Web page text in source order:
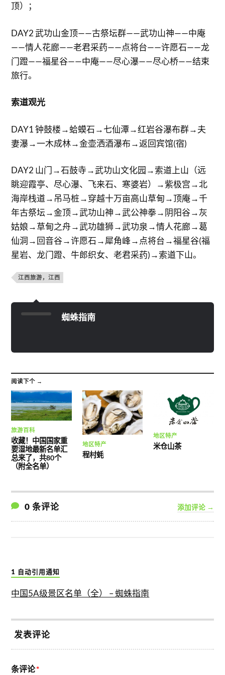
顶）；
DAY2 武功山金顶——古祭坛群——武功山神——中庵
——情人花廊——老君采药——点将台——许愿石——龙
门蹬——福星谷——中庵——尽心瀑——尽心桥——结束
旅行。
索道观光
DAY1 钟鼓楼→蛤蟆石→七仙潭→红岩谷瀑布群→夫
妻瀑→一木成林→金壶洒酒瀑布→返回宾馆(宿)
DAY2 山门→石鼓寺→武功山文化园→索道上山（远
眺迎霞亭、尽心瀑、飞来石、寒婆岩）→紫极宫→北
海岸栈道→吊马桩→穿越十万亩高山草甸→顶庵→千
年古祭坛→金顶→武功山神→武公神拳→阴阳谷→灰
姑娘→草甸之舟→武功雄狮→武功泉→情人花廊→葛
仙洞→回音谷→许愿石→犀角峰→点将台→福星谷(福
星岩、龙门蹬、牛郎织女、老君采药)→索道下山。
江西旅游，江西
蜘蛛指南
阅读下个 →
旅游百科
收藏！中国国家重
要湿地最新名单汇
总来了，共80个
（附全名单）
地区特产
程村蚝
地区特产
米仓山茶
0 条评论 添加评论 →
1 自动引用通知
中国5A级景区名单（全） – 蜘蛛指南
发表评论
条评论*